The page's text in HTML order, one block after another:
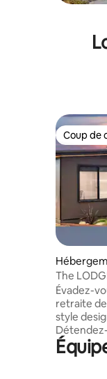
Coup de
Coup de
ne
The
Jindabyne
Évadez-
retraite
style
nuits
pour avoir